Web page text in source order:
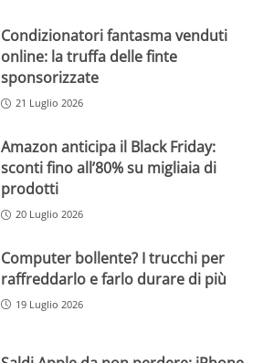
Condizionatori fantasma venduti
online: la truffa delle finte
sponsorizzate
21 Luglio 2026
Amazon anticipa il Black Friday:
sconti fino all’80% su migliaia di
prodotti
20 Luglio 2026
Computer bollente? I trucchi per
raffreddarlo e farlo durare di più
19 Luglio 2026